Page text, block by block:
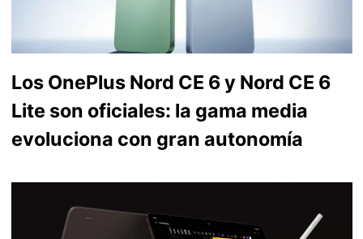
Los OnePlus Nord CE 6 y Nord CE 6
Lite son oficiales: la gama media
evoluciona con gran autonomía